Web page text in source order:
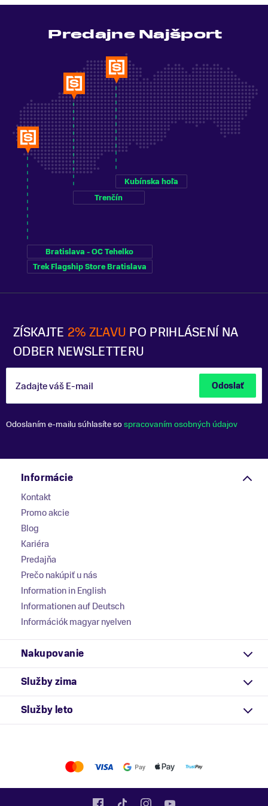
ZÍSKAJTE 2% ZĽAVU PO PRIHLÁSENÍ NA
ODBER NEWSLETTERU
Zadajte váš E-mail Odoslať
Odoslaním e-mailu súhlasíte sospracovaním osobných údajov
Predajne Najšport
Bratislava - OC Tehelko
Trek Flagship Store Bratislava
Trenčín
Kubínska hoľa
Informácie
Kontakt
Promo akcie
Blog
Kariéra
Predajňa
Prečo nakúpiť u nás
Information in English
Informationen auf Deutsch
Információk magyar nyelven
Nakupovanie
Služby zima
Služby leto